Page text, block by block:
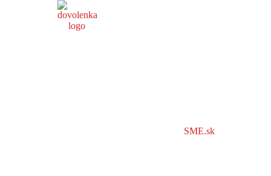
SME.sk